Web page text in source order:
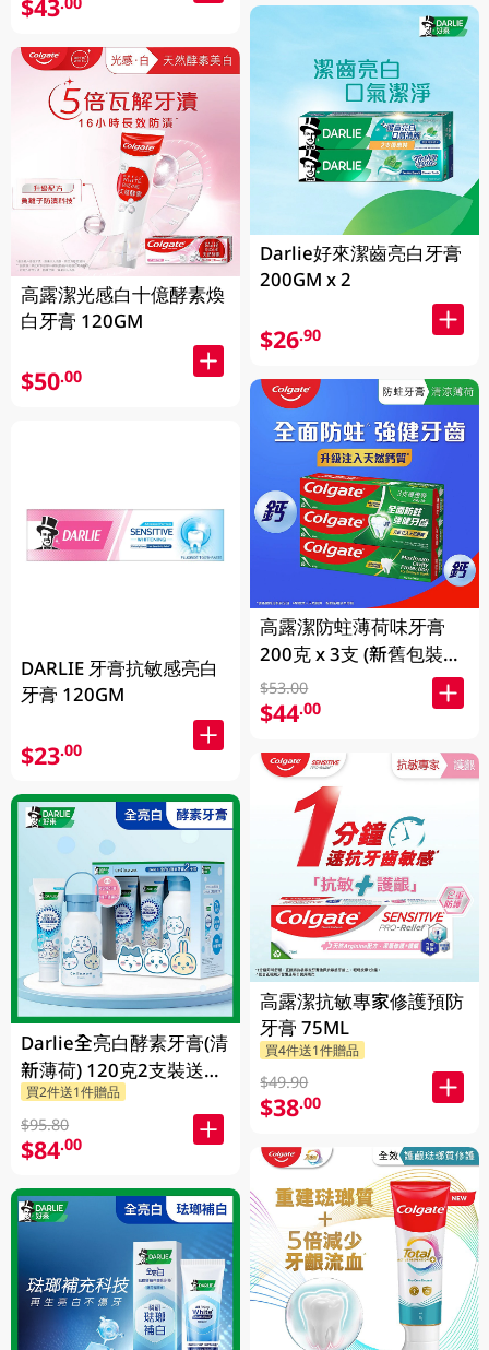
$43
高露潔光感白十億酵素煥
白牙膏 120GM
$50.00
DARLIE 牙膏抗敏感亮白
牙膏 120GM
$23.00
Darlie全亮白酵素牙膏(清
新薄荷) 120克2支裝送
Chiikawa便攜不鏽鋼杯
1PK
買2件送1件贈品
$95.80
$84.00
Darlie好來潔齒亮白牙膏
200GM x 2
$26.90
高露潔防蛀薄荷味牙膏
200克 x 3支 (新舊包裝隨
機發送)
$53.00
$44.00
高露潔抗敏專家修護預防
牙膏 75ML
買4件送1件贈品
$49.90
$38.00